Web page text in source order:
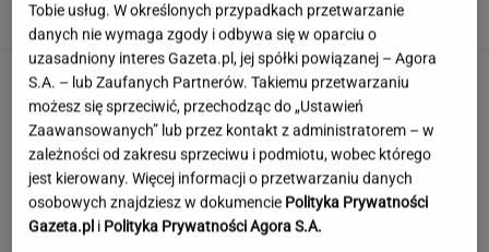
Quiz tylko dla orłów? 90% z was nie zgarnie
maksa w Szybkiej Piątce
Jeden wakacyjny nawyk może mieć
nieprzyjemne konsekwencje. Też tak robisz?
MATERIAŁ PROMOCYJNY
Tobie usług. W określonych przypadkach przetwarzanie
danych nie wymaga zgody i odbywa się w oparciu o
uzasadniony interes Gazeta.pl, jej spółki powiązanej – Agora
S.A. – lub Zaufanych Partnerów. Takiemu przetwarzaniu
możesz się sprzeciwić, przechodząc do „Ustawień
Zaawansowanych” lub przez kontakt z administratorem – w
zależności od zakresu sprzeciwu i podmiotu, wobec którego
jest kierowany. Więcej informacji o przetwarzaniu danych
osobowych znajdziesz w dokumencie Polityka Prywatności
Gazeta.pl i Polityka Prywatności Agora S.A.